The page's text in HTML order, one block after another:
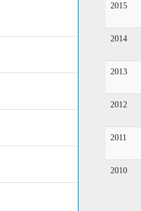
2015
2014
2013
2012
2011
2010